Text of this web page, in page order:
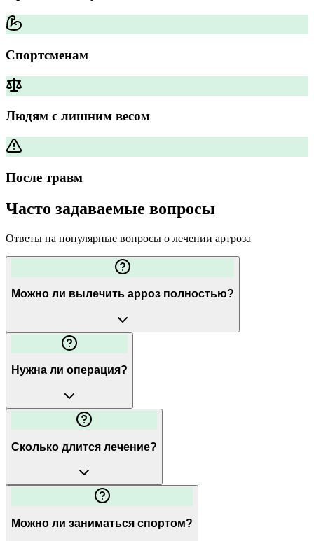
Спортсменам
Людям с лишним весом
После травм
Часто задаваемые вопросы
Ответы на популярные вопросы о лечении артроза
Можно ли вылечить арроз полностью?
Нужна ли операция?
Сколько длится лечение?
Можно ли заниматься спортом?